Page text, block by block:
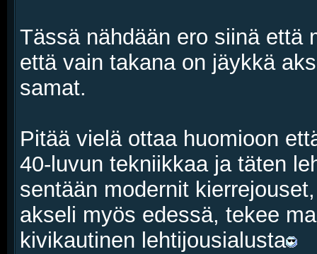
Tässä nähdään ero siinä että
että vain takana on jäykkä
samat.
Pitää vielä ottaa huomioon
40-luvun tekniikkaa ja täten
sentään modernit
akseli myös edessä, tekee
kivikautinen lehtijousialusta